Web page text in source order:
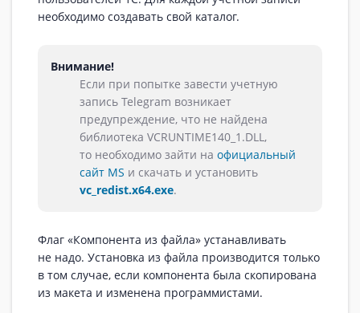
необходимо создавать свой каталог.
Внимание!
Если при попытке завести учетную
запись Telegram возникает
предупреждение, что не найдена
библиотека VCRUNTIME140_1.DLL,
то необходимо зайти на официальный
сайт MS и скачать и установить
vc_redist.x64.exe.
Флаг «Компонента из файла» устанавливать
не надо. Установка из файла производится только
в том случае, если компонента была скопирована
из макета и изменена программистами.